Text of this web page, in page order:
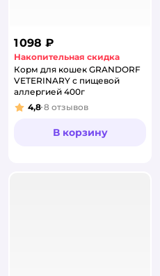
1 098 ₽
Накопительная скидка
Корм для кошек GRANDORF
VETERINARY с пищевой
аллергией 400г
Рейтинг:
4,8 8 отзывов
В корзину